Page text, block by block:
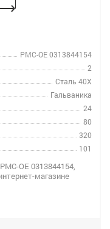
РМС-OE 0313844154
2
Сталь 40Х
Гальваника
24
80
320
101
OE 0313844154,
магазине